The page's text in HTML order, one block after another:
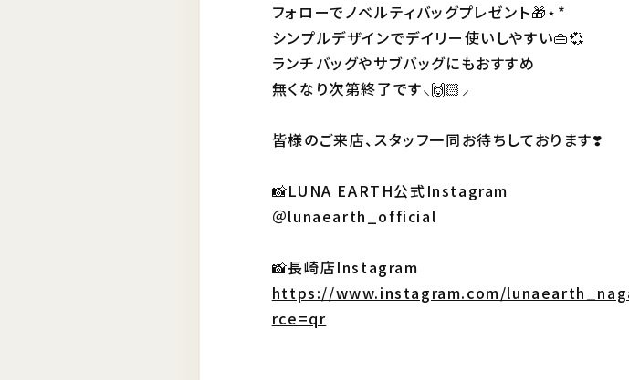
フォローでノベルティバッグプレゼント🎁⋆*
シンプルデザインでデイリー使いしやすい👜💞
ランチバッグやサブバッグにもおすすめ
無くなり次第終了です⸜🙌🏻⸝‍
皆様のご来店、スタッフ一同お待ちしております❣️
📸LUNA EARTH公式Instagram
＠lunaearth_official
📸長崎店Instagram
https://www.instagram.com/
rce=qr